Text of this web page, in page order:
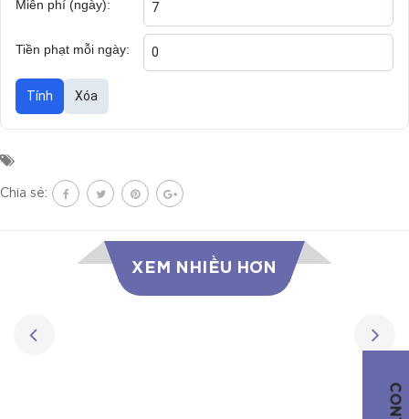
Miễn phí (ngày):
Tiền phạt mỗi ngày:
Tính Xóa
Chia sẻ:
XEM NHIỀU HƠN